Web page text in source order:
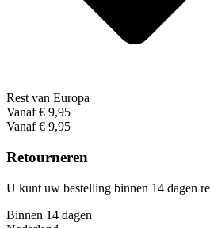
Rest van Europa
Vanaf € 9,95
Vanaf € 9,95
Retourneren
U kunt uw bestelling binnen 14 dagen
Binnen 14 dagen